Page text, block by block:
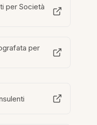
per Società
per